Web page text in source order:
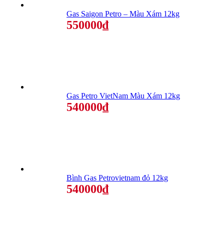
Gas Saigon Petro – Màu Xám 12kg
550000₫
Gas Petro VietNam Màu Xám 12kg
540000₫
Bình Gas Petrovietnam đỏ 12kg
540000₫